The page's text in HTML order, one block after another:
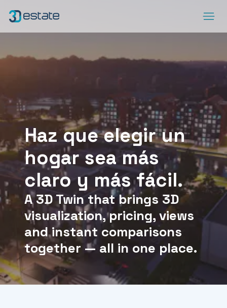
Menu
DEMO
Haz que elegir un
hogar sea más
claro y más fácil.
A 3D Twin that brings 3D
visualization, pricing, views
and instant comparisons
together — all in one place.